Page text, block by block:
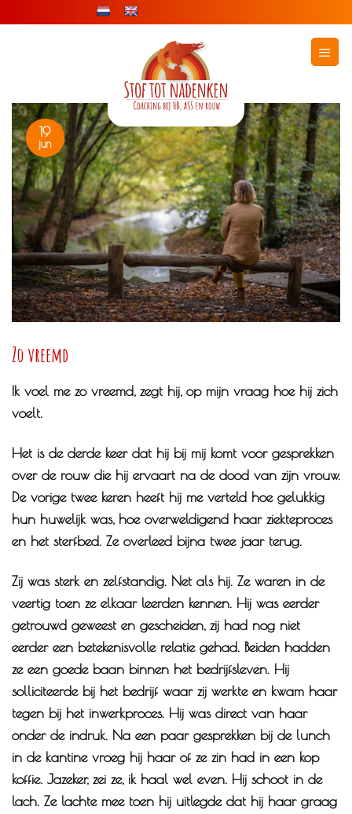
19
jun
Zo vreemd
Ik voel me zo vreemd, zegt hij, op mijn vraag hoe hij zich
voelt.
Het is de derde keer dat hij bij mij komt voor gesprekken
over de rouw die hij ervaart na de dood van zijn vrouw.
De vorige twee keren heeft hij me verteld hoe gelukkig
hun huwelijk was, hoe overweldigend haar ziekteproces
en het sterfbed. Ze overleed bijna twee jaar terug.
Zij was sterk en zelfstandig. Net als hij. Ze waren in de
veertig toen ze elkaar leerden kennen. Hij was eerder
getrouwd geweest en gescheiden, zij had nog niet
eerder een betekenisvolle relatie gehad. Beiden hadden
ze een goede baan binnen het bedrijfsleven. Hij
solliciteerde bij het bedrijf waar zij werkte en kwam haar
tegen bij het inwerkproces. Hij was direct van haar
onder de indruk. Na een paar gesprekken bij de lunch
in de kantine vroeg hij haar of ze zin had in een kop
koffie. Jazeker, zei ze, ik haal wel even. Hij schoot in de
lach. Ze lachte mee toen hij uitlegde dat hij haar graag